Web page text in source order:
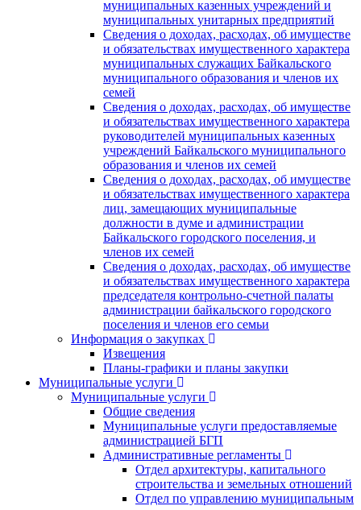
муниципальных казенных учреждений и
муниципальных унитарных предприятий
Сведения о доходах, расходах, об имуществе
и обязательствах имущественного характера
муниципальных служащих Байкальского
муниципального образования и членов их
семей
Сведения о доходах, расходах, об имуществе
и обязательствах имущественного характера
руководителей муниципальных казенных
учреждений Байкальского муниципального
образования и членов их семей
Сведения о доходах, расходах, об имуществе
и обязательствах имущественного характера
лиц, замещающих муниципальные
должности в думе и администрации
Байкальского городского поселения, и
членов их семей
Сведения о доходах, расходах, об имуществе
и обязательствах имущественного характера
председателя контрольно-счетной палаты
администрации байкальского городского
поселения и членов его семьи
Информация о закупках
Извещения
Планы-графики и планы закупки
Муниципальные услуги
Муниципальные услуги
Общие сведения
Муниципальные услуги предоставляемые
администрацией БГП
Административные регламенты
Отдел архитектуры, капитального
строительства и земельных отношений
Отдел по управлению муниципальным